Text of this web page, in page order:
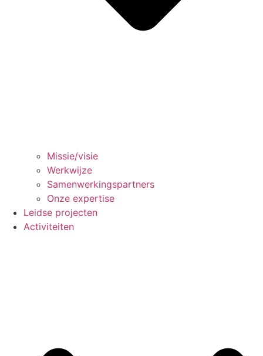
Missie/visie
Werkwijze
Samenwerkingspartners
Onze expertise
Leidse projecten
Activiteiten